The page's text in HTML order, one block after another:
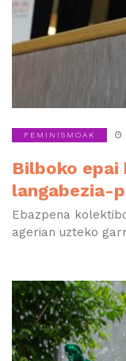
FEMINISMOAK
Bilboko
langabezia-
Ebazpena
agerian uzteko